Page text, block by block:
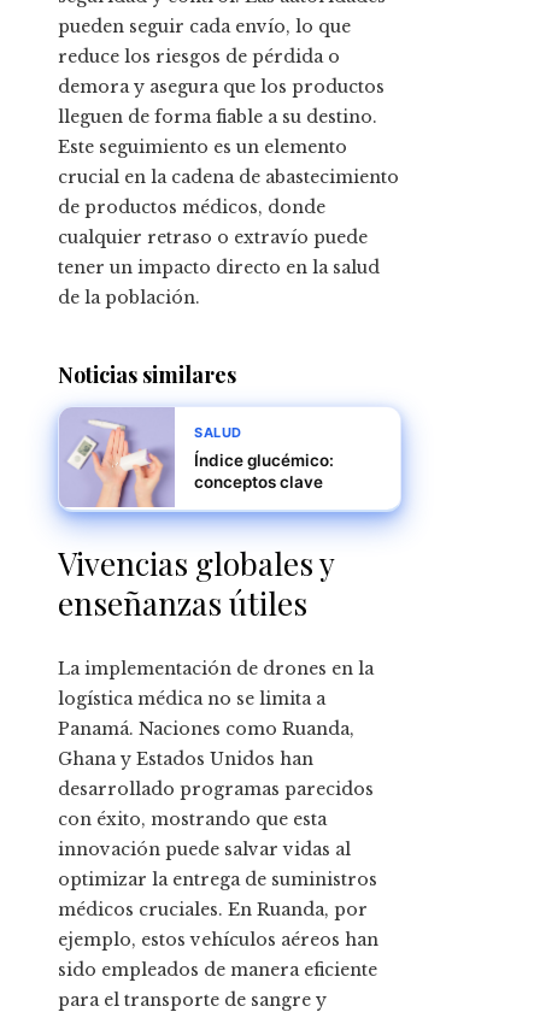
pueden seguir cada envío, lo que
reduce los riesgos de pérdida o
demora y asegura que los productos
lleguen de forma fiable a su destino.
Este seguimiento es un elemento
crucial en la cadena de abastecimiento
de productos médicos, donde
cualquier retraso o extravío puede
tener un impacto directo en la salud
de la población.
Noticias similares
SALUD
Índice glucémico:
conceptos clave
Vivencias globales y
enseñanzas útiles
La implementación de drones en la
logística médica no se limita a
Panamá. Naciones como Ruanda,
Ghana y Estados Unidos han
desarrollado programas parecidos
con éxito, mostrando que esta
innovación puede salvar vidas al
optimizar la entrega de suministros
médicos cruciales. En Ruanda, por
ejemplo, estos vehículos aéreos han
sido empleados de manera eficiente
para el transporte de sangre y